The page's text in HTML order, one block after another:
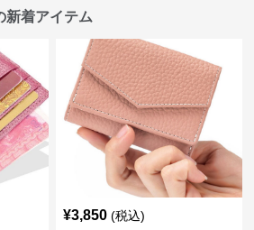
新着アイテム
¥3,850 (税込)